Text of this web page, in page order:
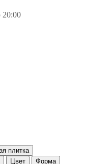
20:00
плитка
Цвет
Форма